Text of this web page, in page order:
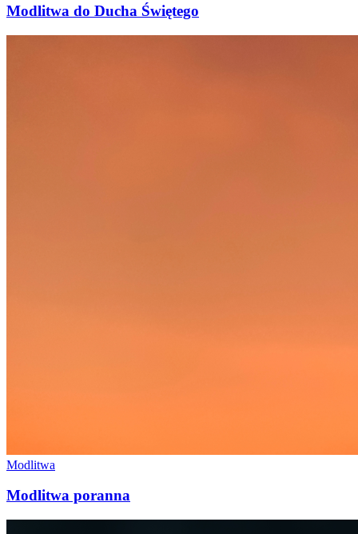
Modlitwa do Ducha Świętego
Modlitwa
Modlitwa poranna